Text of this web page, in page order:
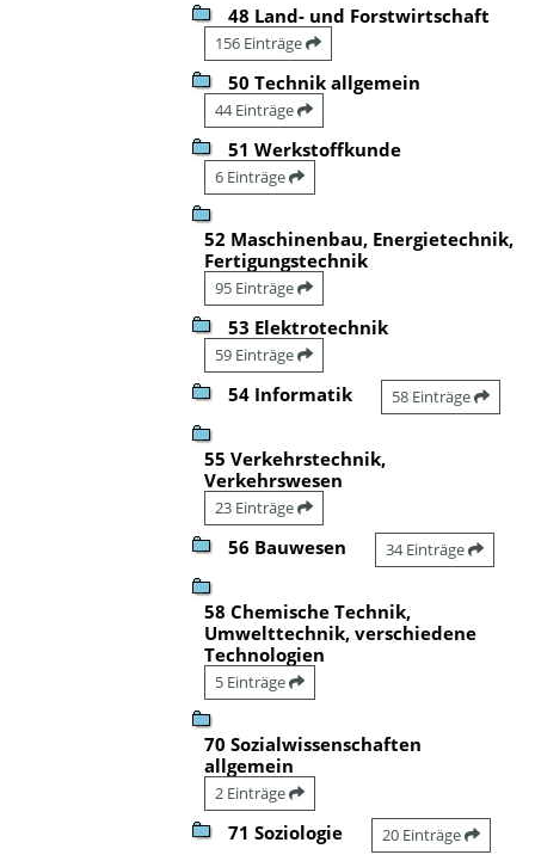
48 Land- und Forstwirtschaft
156 Einträge
50 Technik allgemein
44 Einträge
51 Werkstoffkunde
6 Einträge
52 Maschinenbau, Energietechnik,
Fertigungstechnik
95 Einträge
53 Elektrotechnik
59 Einträge
54 Informatik 58 Einträge
55 Verkehrstechnik,
Verkehrswesen
23 Einträge
56 Bauwesen 34 Einträge
58 Chemische Technik,
Umwelttechnik, verschiedene
Technologien
5 Einträge
70 Sozialwissenschaften
allgemein
2 Einträge
71 Soziologie 20 Einträge